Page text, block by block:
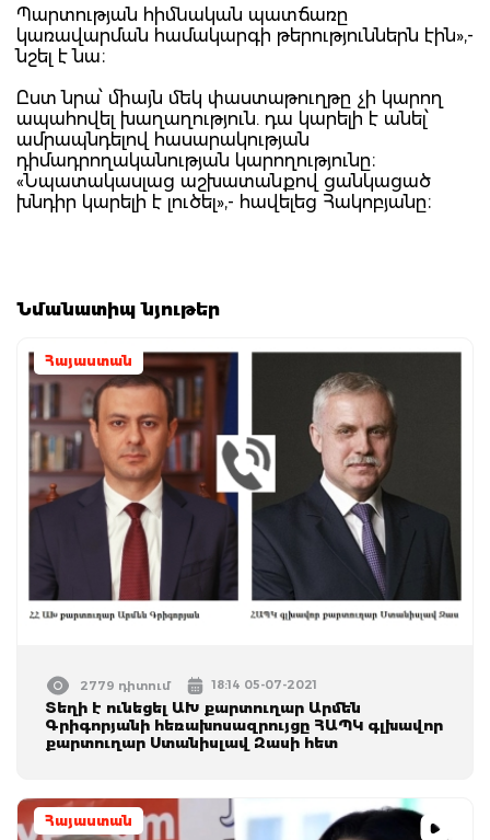
Պարտության հիմնական պատճառը
կառավարման համակարգի թերություններն էին»,-
նշել է նա։
Ըստ նրա՝ միայն մեկ փաստաթուղթը չի կարող
ապահովել խաղաղություն. դա կարելի է անել՝
ամրապնդելով հասարակության
դիմադրողականության կարողությունը։
«Նպատակասլաց աշխատանքով ցանկացած
խնդիր կարելի է լուծել»,- հավելեց Հակոբյանը։
Նմանատիպ նյութեր
Հայաստան
2779 դիտում 18:14 05-07-2021
Տեղի է ունեցել ԱԽ քարտուղար Արմեն
Գրիգորյանի հեռախոսազրույցը ՀԱՊԿ գլխավոր
քարտուղար Ստանիսլավ Զասի հետ
Հայաստան